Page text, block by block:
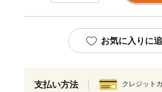
お気に入りに
支払い方法 クレジット